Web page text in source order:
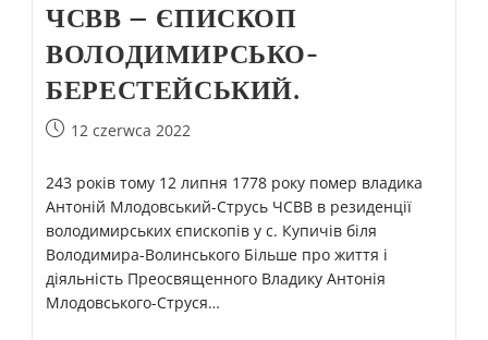
ЧСВВ – ЄПИСКОП
ВОЛОДИМИРСЬКО-
БЕРЕСТЕЙСЬКИЙ.
12 czerwca 2022
243 років тому 12 липня 1778 року помер владика
Антоній Млодовський-Струсь ЧСВВ в резиденції
володимирських єпископів у с. Купичів біля
Володимира-Волинського Більше про життя і
діяльність Преосвященного Владику Антонія
Млодовського-Струся…